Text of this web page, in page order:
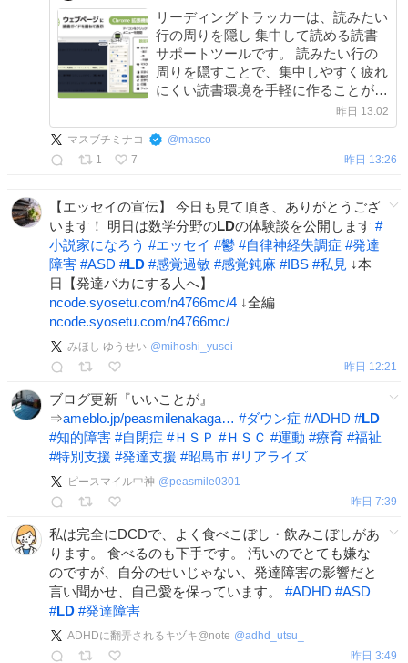
リーディングトラッカーは、読みたい
行の周りを隠し 集中して読める読書
サポートツールです。 読みたい行の
周りを隠すことで、集中しやすく疲れ
にくい読書環境を手軽に作ることがで
きます。 ウェブページに使える
Chrome拡張機能版、PDFファイルに
使えるWindows版があります。 #リー
昨日 13:02
マスブチミナコ @masco
1
7 昨日 13:26
【エッセイの宣伝】 今日も見て頂き、ありがとうござ
います！ 明日は数学分野のLDの体験談を公開します #
小説家になろう #エッセイ #鬱 #自律神経失調症 #発達
障害 #ASD #LD #感覚過敏 #感覚鈍麻 #IBS #私見 ↓本
日【発達バカにする人へ】
ncode.syosetu.com/n4766mc/4 ↓全編
ncode.syosetu.com/n4766mc/
みほし ゆうせい @mihoshi_yusei
昨日 12:21
ブログ更新『いいことが』
⇒ameblo.jp/peasmilenakaga… #ダウン症 #ADHD #LD
#知的障害 #自閉症 #ＨＳＰ #ＨＳＣ #運動 #療育 #福祉
#特別支援 #発達支援 #昭島市 #リアライズ
ピースマイル中神 @peasmile0301
昨日 7:39
私は完全にDCDで、よく食べこぼし・飲みこぼしがあ
ります。 食べるのも下手です。 汚いのでとても嫌な
のですが、自分のせいじゃない、発達障害の影響だと
言い聞かせ、自己愛を保っています。 #ADHD #ASD
#LD #発達障害
ADHDに翻弄されるキヅキ@note @adhd_utsu_
昨日 3:49